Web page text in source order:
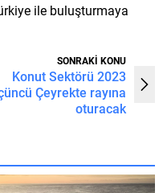
ile buluşturmaya
SONRAKİ KONU
Konut Sektörü 2023
Çeyrekte rayına
oturacak